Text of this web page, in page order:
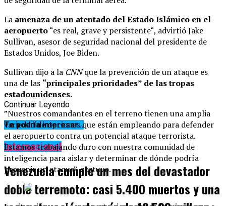
La amenaza de un atentado del Estado Islámico en el
aeropuerto“es real, grave y persistente“, advirtió Jake
Sullivan, asesor de seguridad nacional del presidente de
Estados Unidos, Joe Biden.
Sullivan dijo a la CNNque la prevención de un ataque es
una de las “principales prioridades” de las tropas
estadounidenses.
”Nuestros comandantes en el terreno tienen una amplia
variedad de opciones que están empleando para defender
el aeropuerto contra un potencial ataque terrorista.
Estamos trabajando duro con nuestra comunidad de
inteligencia para aislar y determinar de dónde podría
provenir un ataque”, sostuvo.
Continuar Leyendo
Te podría interesar...
Internacional
Venezuela cumple un mes del devastador
doble terremoto: casi 5.400 muertos y una